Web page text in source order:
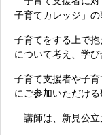
子育てカレッジ」の
子育てをする上で
について考え、学び
子育て支援者や子
にご参加いただける
講師は、新見公立